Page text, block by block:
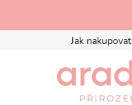
Jak nakupovat